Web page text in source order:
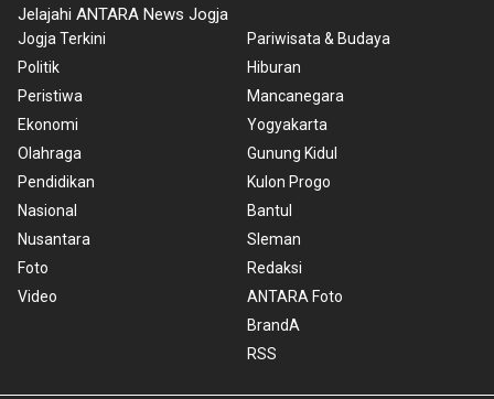
Jelajahi ANTARA News Jogja
Jogja Terkini
Politik
Peristiwa
Ekonomi
Olahraga
Pendidikan
Nasional
Nusantara
Foto
Video
Pariwisata & Budaya
Hiburan
Mancanegara
Yogyakarta
Gunung Kidul
Kulon Progo
Bantul
Sleman
Redaksi
ANTARA Foto
BrandA
RSS